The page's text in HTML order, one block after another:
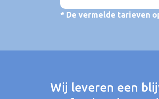
* De vermelde tarieven
Wij leveren een